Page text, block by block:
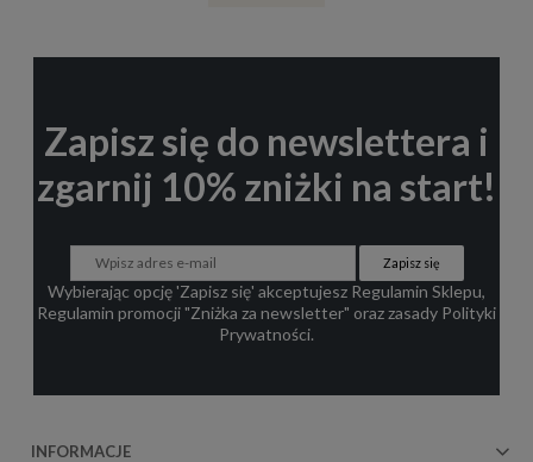
Zapisz się do newslettera i
zgarnij 10% zniżki na start!
Zapisz się
Wybierając opcję 'Zapisz się' akceptujesz Regulamin Sklepu,
Regulamin promocji "Zniżka za newsletter" oraz zasady Polityki
Prywatności.
INFORMACJE